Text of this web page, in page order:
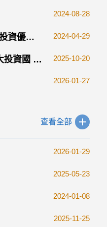
2024-08-28
資優先
2024-04-29
投資國 未
2025-10-20
2026-01-27
查看全部
2026-01-29
2025-05-23
2024-01-08
2025-11-25